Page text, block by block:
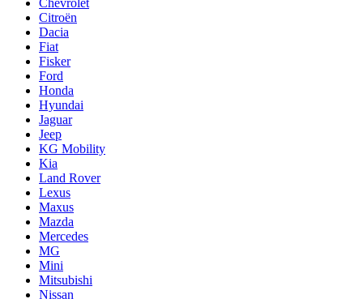
Citroën
Dacia
Fiat
Fisker
Ford
Honda
Hyundai
Jaguar
Jeep
KG Mobility
Kia
Land Rover
Lexus
Maxus
Mazda
Mercedes
MG
Mini
Mitsubishi
Nissan